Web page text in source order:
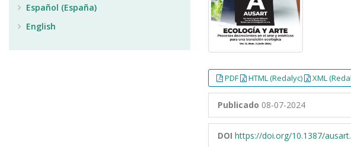
PDF HTML (Redalyc) XML
Publicado 08-07-2024
DOI https://doi.org/10.1387/
Español (España)
English